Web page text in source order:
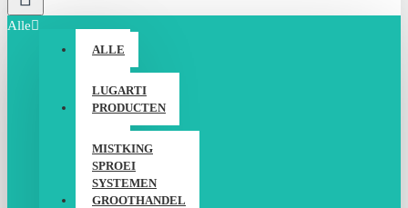
Alle
ALLE
LUGARTI
PRODUCTEN
MISTKING
SPROEI
SYSTEMEN
GROOTHANDEL